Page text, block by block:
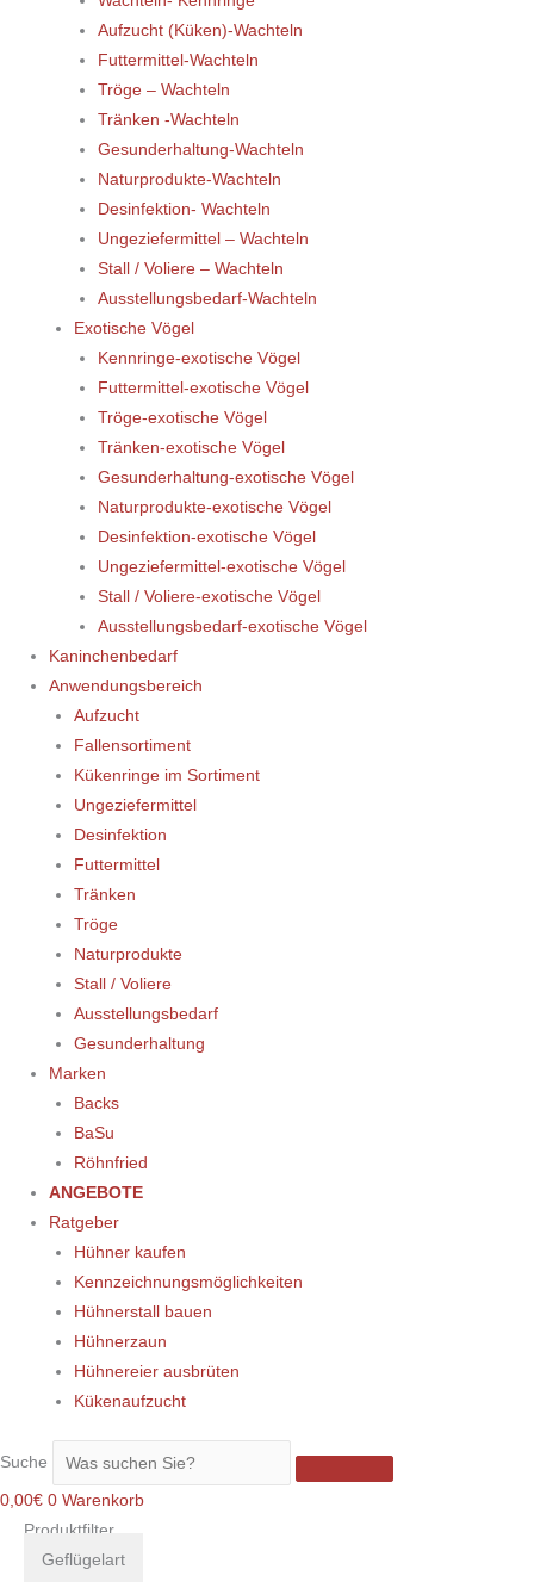
Aufzucht (Küken)-Wachteln
Futtermittel-Wachteln
Tröge – Wachteln
Tränken -Wachteln
Gesunderhaltung-Wachteln
Naturprodukte-Wachteln
Desinfektion- Wachteln
Ungeziefermittel – Wachteln
Stall / Voliere – Wachteln
Ausstellungsbedarf-Wachteln
Exotische Vögel
Kennringe-exotische Vögel
Futtermittel-exotische Vögel
Tröge-exotische Vögel
Tränken-exotische Vögel
Gesunderhaltung-exotische Vögel
Naturprodukte-exotische Vögel
Desinfektion-exotische Vögel
Ungeziefermittel-exotische Vögel
Stall / Voliere-exotische Vögel
Ausstellungsbedarf-exotische Vögel
Kaninchenbedarf
Anwendungsbereich
Aufzucht
Fallensortiment
Kükenringe im Sortiment
Ungeziefermittel
Desinfektion
Futtermittel
Tränken
Tröge
Naturprodukte
Stall / Voliere
Ausstellungsbedarf
Gesunderhaltung
Marken
Backs
BaSu
Röhnfried
ANGEBOTE
Ratgeber
Hühner kaufen
Kennzeichnungsmöglichkeiten
Hühnerstall bauen
Hühnerzaun
Hühnereier ausbrüten
Kükenaufzucht
Suche
0,00€ 0 Warenkorb
Produktfilter
Geflügelart